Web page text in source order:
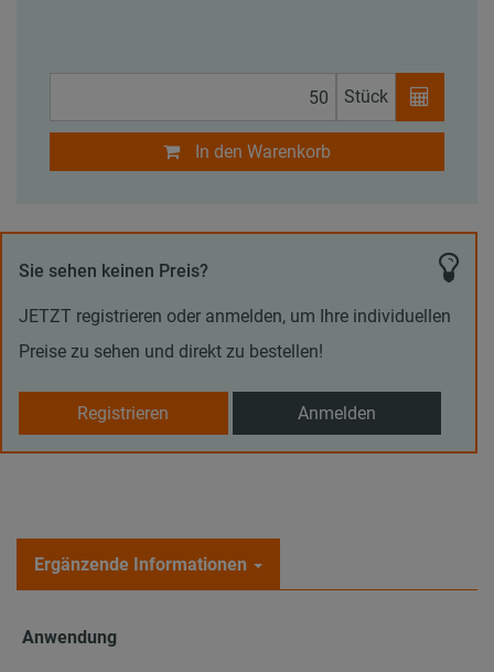
Stück
In den Warenkorb
Sie sehen keinen Preis?
JETZT registrieren oder anmelden, um Ihre individuellen
Preise zu sehen und direkt zu bestellen!
Registrieren Anmelden
Ergänzende Informationen
Anwendung